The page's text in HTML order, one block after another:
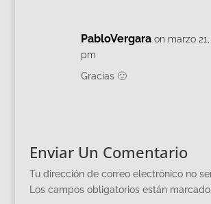
PabloVergara on marzo 21,
pm
Gracias 🙂
Enviar Un Comentario
Tu dirección de correo electrónico no
Los campos obligatorios están